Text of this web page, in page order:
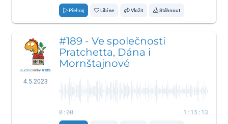
Přehraj Líbí se Vložit Stáhnout
4.5.2023
#189 - Ve společnosti
Pratchetta, Dána i
Mornštajnové
0:00 1:15:13